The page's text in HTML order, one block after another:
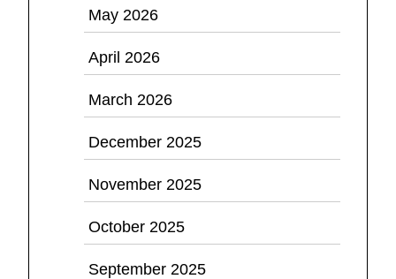
May 2026
April 2026
March 2026
December 2025
November 2025
October 2025
September 2025